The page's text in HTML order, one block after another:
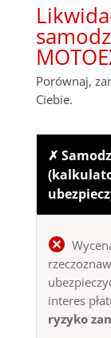
Porównaj,
Ciebie.
✗
interes
ryzyko